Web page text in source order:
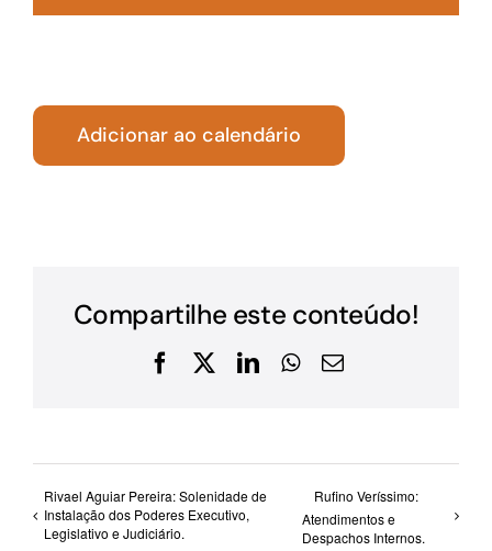
Adicionar ao calendário
Compartilhe este conteúdo!
Facebook
X LinkedInWhatsApp
E-
Rivael Aguiar Pereira: Solenidade de
Instalação dos Poderes Executivo,
Legislativo e Judiciário.
Rufino Veríssimo:
Atendimentos e
Despachos Internos.